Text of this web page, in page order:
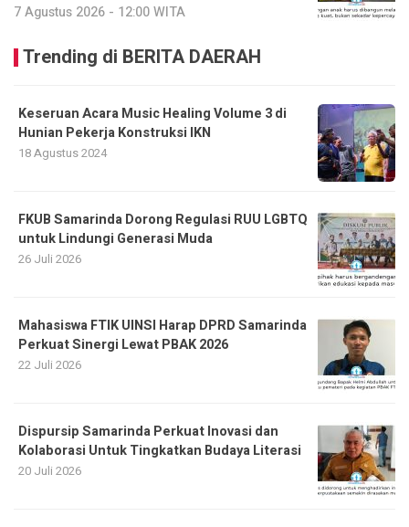
7 Agustus 2026 - 12:00 WITA
Trending di BERITA DAERAH
Keseruan Acara Music Healing Volume 3 di
Hunian Pekerja Konstruksi IKN
18 Agustus 2024
FKUB Samarinda Dorong Regulasi RUU LGBTQ
untuk Lindungi Generasi Muda
26 Juli 2026
Mahasiswa FTIK UINSI Harap DPRD Samarinda
Perkuat Sinergi Lewat PBAK 2026
22 Juli 2026
Dispursip Samarinda Perkuat Inovasi dan
Kolaborasi Untuk Tingkatkan Budaya Literasi
20 Juli 2026